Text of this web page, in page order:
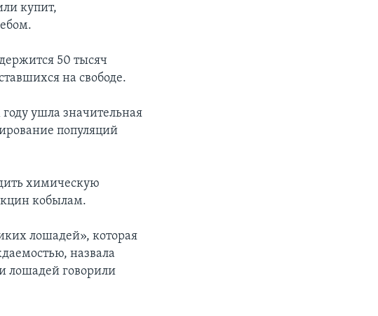
купит,
50 тысяч
на свободе.
ушла значительная
популяций
химическую
кобылам.
лошадей», которая
назвала
лошадей говорили